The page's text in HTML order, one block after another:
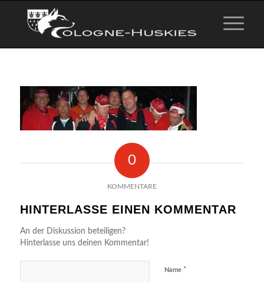
0
KOMMENTARE
HINTERLASSE EINEN KOMMENTAR
An der Diskussion beteiligen?
Hinterlasse uns deinen Kommentar!
Name *